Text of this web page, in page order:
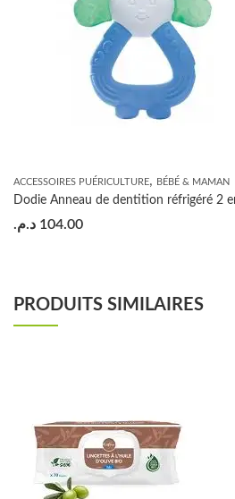
ACCESSOIRES PUÉRICULTURE, BÉBÉ & MAMAN
Dodie Anneau de dentition réfrigéré 2
104.00 د.م.
PRODUITS SIMILAIRES